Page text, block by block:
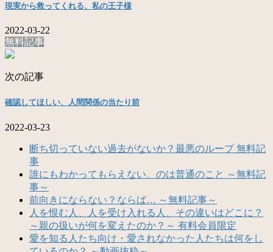
現実から救ってくれる、私の王子様
2022-03-22
無料記事
次の記事
確認してほしい、人間関係の当たり前
2022-03-23
断ち切っていない過去がないか？最悪のループ 無料記
事
誰にもわかってもらえない、のは普通のこと ～無料記
事～
前向きにならない？ならば… ～無料記事～
人を恨む人、人を受け入れる人、その違いはどこに？
～親の扱いが何を変えたのか？～ 有料会員限定
愛を知る人たち向け・愛されなかった人たちは何をし